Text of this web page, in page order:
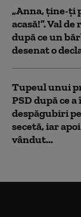
„Anna, ţine-ţi
acasă!”. Val
după ce un
desenat o
Tupeul unui
PSD după ce
despăgubiri
secetă, iar
vândut...